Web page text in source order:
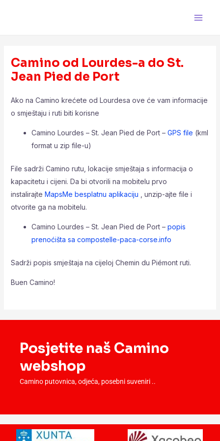
Camino od Lourdes-a do St.
Jean Pied de Port
Ako na Camino krećete od Lourdesa ove će vam informacije
o smještaju i ruti biti korisne
Camino Lourdes – St. Jean Pied de Port – GPS file (kml
format u zip file-u)
File sadrži Camino rutu, lokacije smještaja s informacija o
kapacitetu i cijeni. Da bi otvorili na mobitelu prvo
instalirajte MapsMe besplatnu aplikaciju , unzip-ajte file i
otvorite ga na mobitelu.
Camino Lourdes – St. Jean Pied de Port – popis
prenoćišta sa compostelle-paca-corse.info
Sadrži popis smještaja na cijeloj Chemin du Piémont ruti.
Buen Camino!
Posjetite naš Camino
webshop
Camino putovnica, odjeća, posebni suveniri ..